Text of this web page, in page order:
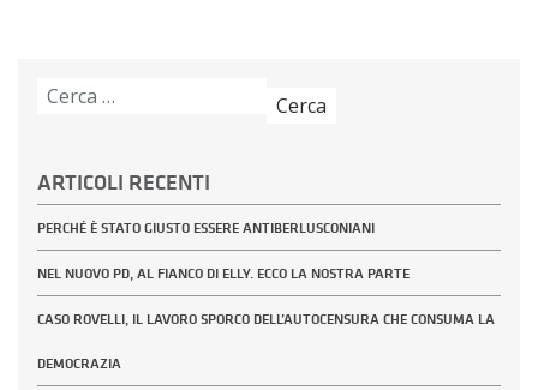
Ricerca
ARTICOLI RECENTI
PERCHÉ È STATO GIUSTO ESSERE ANTIBERLUSCONIANI
NEL NUOVO PD, AL FIANCO DI ELLY. ECCO LA NOSTRA PARTE
CASO ROVELLI, IL LAVORO SPORCO DELL’AUTOCENSURA CHE CONSUMA LA
DEMOCRAZIA